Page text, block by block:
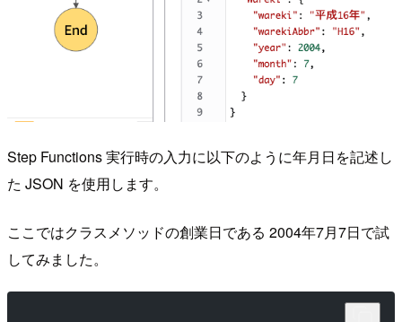
Step Functions 実行時の入力に以下のように年月日を記述し
た JSON を使用します。
ここではクラスメソッドの創業日である 2004年7月7日で試
してみました。